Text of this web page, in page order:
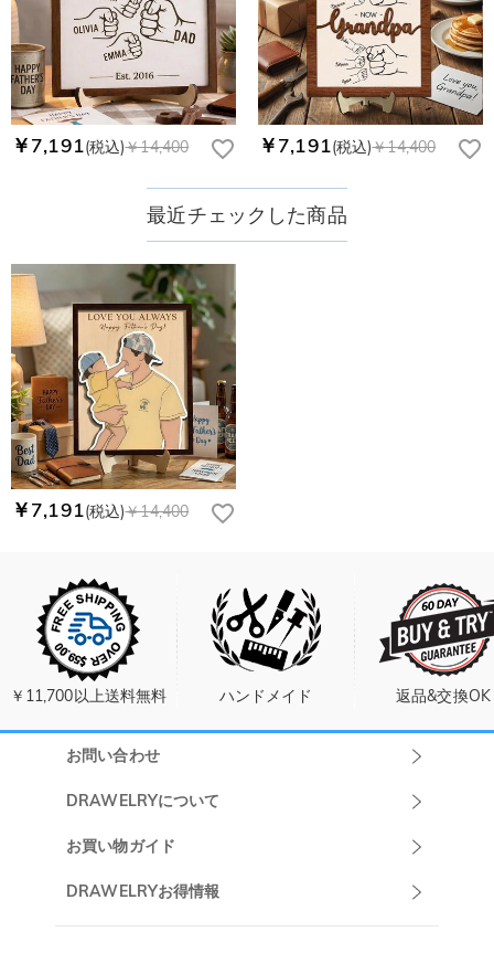
￥7,191(税込)￥14,400 ￥7,191(税込)￥14,400
最近チェックした商品
￥7,191(税込)￥14,400
￥11,700以上送料無料 ハンドメイド 返品&交換OK
お問い合わせ
DRAWELRYについて
DRAWELRYについて
お買い物ガイド
発送について
DRAWELRYお得情報